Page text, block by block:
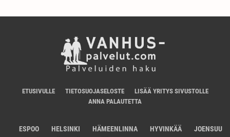
ETUSIVULLE TIETOSUOJASELOSTE
LISÄÄ YRITYS SIVUSTOLLE
ANNA PALAUTETTA
ESPOO HELSINKI HÄMEENLINNA HYVINKÄÄ
JOENSUU